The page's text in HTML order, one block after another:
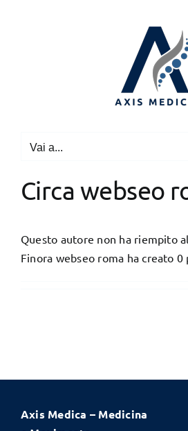
Vai a...
Circa webseo
Questo autore non ha riempito
Finora webseo roma ha creato 0
Axis Medica – Medicina